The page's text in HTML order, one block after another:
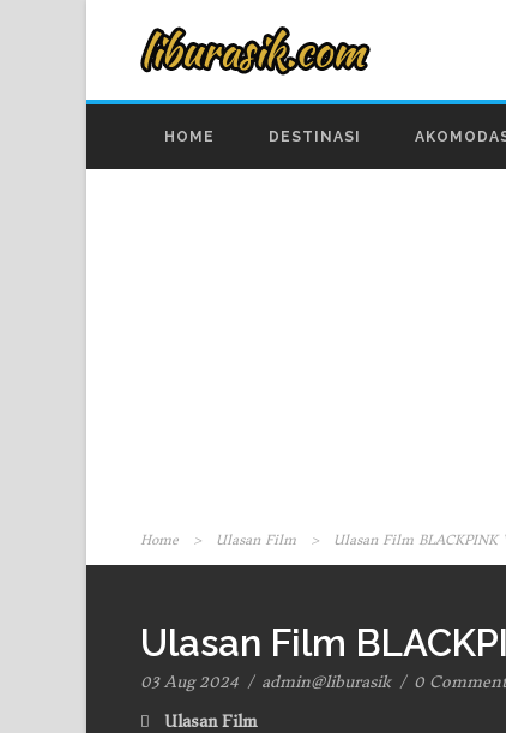
HOME DESTINASI
Home > Ulasan Film > Ulasan Film BLACKPINK
Ulasan Film
03 Aug 2024 / admin@liburasik / 0 Comment
Ulasan Film